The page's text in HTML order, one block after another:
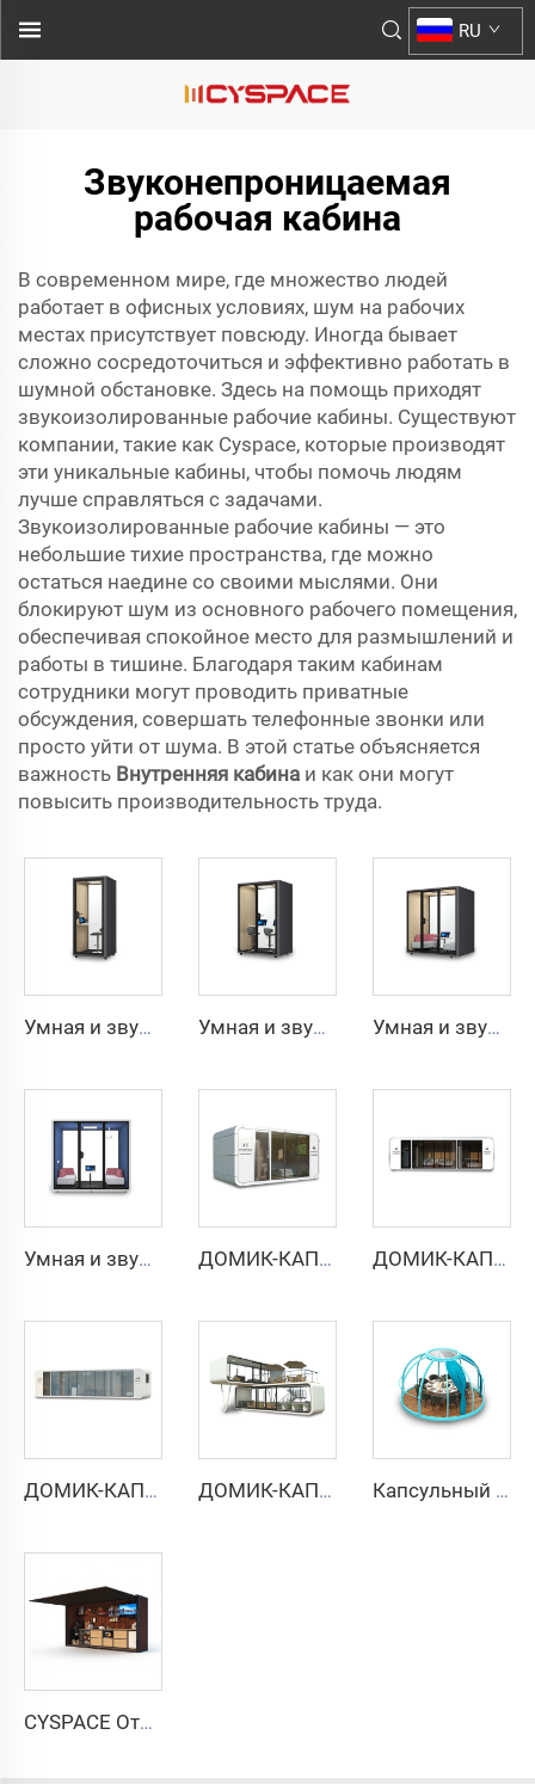
RU
Звуконепроницаемая
рабочая кабина
В современном мире, где множество людей
работает в офисных условиях, шум на рабочих
местах присутствует повсюду. Иногда бывает
сложно сосредоточиться и эффективно работать в
шумной обстановке. Здесь на помощь приходят
звукоизолированные рабочие кабины. Существуют
компании, такие как Cyspace, которые производят
эти уникальные кабины, чтобы помочь людям
лучше справляться с задачами.
Звукоизолированные рабочие кабины — это
небольшие тихие пространства, где можно
остаться наедине со своими мыслями. Они
блокируют шум из основного рабочего помещения,
обеспечивая спокойное место для размышлений и
работы в тишине. Благодаря таким кабинам
сотрудники могут проводить приватные
обсуждения, совершать телефонные звонки или
просто уйти от шума. В этой статье объясняется
важность Внутренняя кабина и как они могут
повысить производительность труда.
Умная и звукоизолированная кабина на 1 человека — серия Cyspace Y PRO Умная и звукоизолированная кабина на 2 человек — серия Cyspace Y PRO Умная и звукоизолированная кабина на 4 человек — серия Cyspace Y PRO
Умная и звукоизолированная кабина на 6 человек — серия Cyspace Y PRO ДОМИК-КАПСУЛА APPLE CABIN — серия Cyspace A6 ДОМИК-КАПСУЛА APPLE CABIN — серия Cyspace A9
ДОМИК-КАПСУЛА APPLE CABIN — серия Cyspace A12 ДОМИК-КАПСУЛА APPLE CABIN — серия двухэтажная Капсульный дом PC Star Room
CYSPACE Открытая кухня